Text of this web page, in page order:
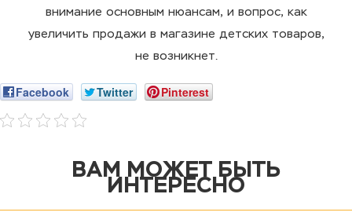
внимание основным нюансам, и вопрос, как
увеличить продажи в магазине детских товаров,
не возникнет.
Facebook Twitter Pinterest
ВАМ МОЖЕТ БЫТЬ
ИНТЕРЕСНО